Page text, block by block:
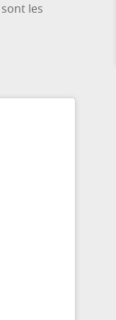
les